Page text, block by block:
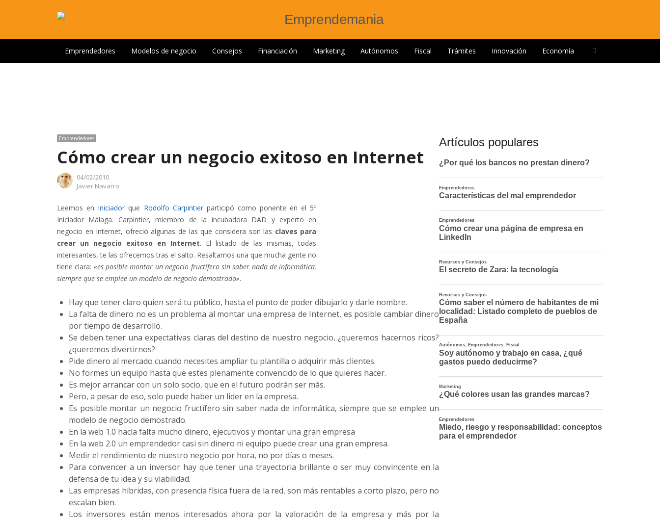
Emprendedores Modelos de negocio Consejos Financiación Marketing Autónomos Fiscal Trámites Innovación Economía
Emprendedores
Cómo crear un negocio exitoso en Internet
04/02/2010
Author
Javier Navarro
Leemos en Iniciador que Rodolfo Carpintierparticipó como ponente en el 5º
Iniciador Málaga. Carpintier, miembro de la incubadora DAD y experto en
negocio en Internet, ofreció algunas de las que considera son las claves para
crear un negocio exitoso en Internet. El listado de las mismas, todas
interesantes, te las ofrecemos tras el salto. Resaltamos una que mucha gente no
tiene clara: «es posible montar un negocio fructífero sin saber nada de informática,
siempre que se emplee un modelo de negocio demostrado».
Hay que tener claro quien será tu público, hasta el punto de poder dibujarlo y darle nombre.
La falta de dinero no es un problema al montar una empresa de Internet, es posible cambiar dinero
por tiempo de desarrollo.
Se deben tener una expectativas claras del destino de nuestro negocio, ¿queremos hacernos ricos?
¿queremos divertirnos?
Pide dinero al mercado cuando necesites ampliar tu plantilla o adquirir más clientes.
No formes un equipo hasta que estes plenamente convencido de lo que quieres hacer.
Es mejor arrancar con un solo socio, que en el futuro podrán ser más.
Pero, a pesar de eso, solo puede haber un lider en la empresa.
Es posible montar un negocio fructífero sin saber nada de informática, siempre que se emplee un
modelo de negocio demostrado.
En la web 1.0 hacía falta mucho dinero, ejecutivos y montar una gran empresa
En la web 2.0 un emprendedor casi sin dinero ni equipo puede crear una gran empresa.
Medir el rendimiento de nuestro negocio por hora, no por días o meses.
Para convencer a un inversor hay que tener una trayectoria brillante o ser muy convincente en la
defensa de tu idea y su viabilidad.
Las empresas híbridas, con presencia física fuera de la red, son más rentables a corto plazo, pero no
escalan bien.
Los inversores están menos interesados ahora por la valoración de la empresa y más por la
Artículos populares